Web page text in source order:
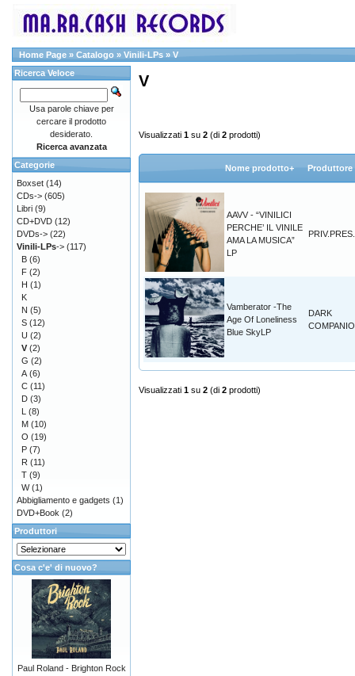
Home Page » Catalogo » Vinili-LPs » V
V
Visualizzati 1 su 2 (di 2 prodotti)
Nome prodotto+ Produttore
AAVV - “VINILICI
PERCHE’ IL VINILE
AMA LA MUSICA”
LP
PRIV.PRES.
Vamberator -The
Age Of Loneliness
Blue SkyLP
DARK
Visualizzati 1 su 2 (di 2 prodotti)
Ricerca Veloce
Usa parole chiave per
cercare il prodotto
desiderato.
Ricerca avanzata
Categorie
Boxset (14)
CDs-> (605)
Libri (9)
CD+DVD (12)
DVDs-> (22)
Vinili-LPs-> (117)
B (6)
F (2)
H (1)
K
N (5)
S (12)
U (2)
V (2)
G (2)
A (6)
C (11)
D (3)
L (8)
M (10)
O (19)
P (7)
R (11)
T (9)
W(1)
Abbigliamento e gadgets (1)
DVD+Book (2)
Produttori
Cosa c'e' di nuovo?
Paul Roland - Brighton Rock